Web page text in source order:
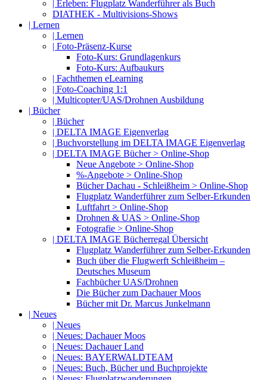
| Erleben: Flugplatz Wanderführer als Buch
DIATHEK - Multivisions-Shows
| Lernen
| Lernen
| Foto-Präsenz-Kurse
Foto-Kurs: Grundlagenkurs
Foto-Kurs: Aufbaukurs
| Fachthemen eLearning
| Foto-Coaching 1:1
| Multicopter/UAS/Drohnen Ausbildung
| Bücher
| Bücher
| DELTA IMAGE Eigenverlag
| Buchvorstellung im DELTA IMAGE Eigenverlag
| DELTA IMAGE Bücher > Online-Shop
Neue Angebote > Online-Shop
%-Angebote > Online-Shop
Bücher Dachau - Schleißheim > Online-Shop
Flugplatz Wanderführer zum Selber-Erkunden
Luftfahrt > Online-Shop
Drohnen & UAS > Online-Shop
Fotografie > Online-Shop
| DELTA IMAGE Bücherregal Übersicht
Flugplatz Wanderführer zum Selber-Erkunden
Buch über die Flugwerft Schleißheim –
Deutsches Museum
Fachbücher UAS/Drohnen
Die Bücher zum Dachauer Moos
Bücher mit Dr. Marcus Junkelmann
| Neues
| Neues
| Neues: Dachauer Moos
| Neues: Dachauer Land
| Neues: BAYERWALDTEAM
| Neues: Buch, Bücher und Buchprojekte